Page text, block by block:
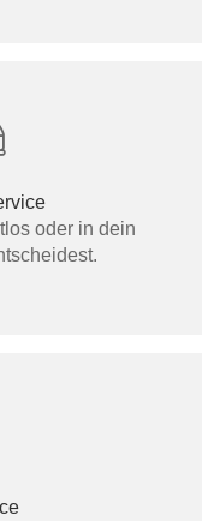
oder in dein